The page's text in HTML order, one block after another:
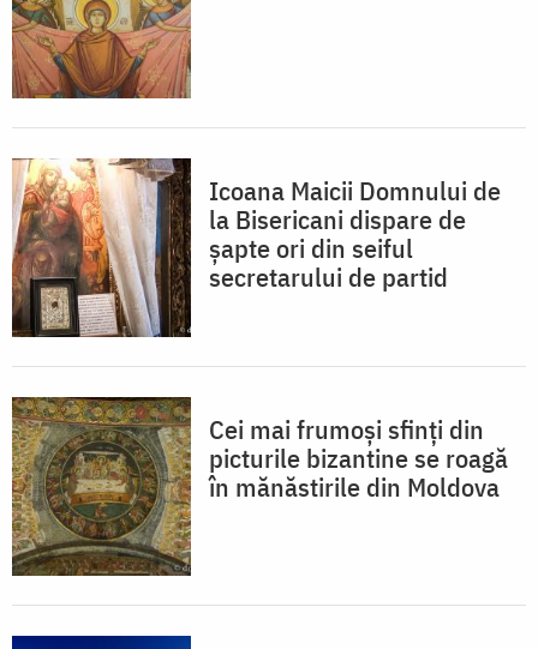
Icoana Maicii Domnului de
la Bisericani dispare de
șapte ori din seiful
secretarului de partid
Cei mai frumoși sfinți din
picturile bizantine se roagă
în mănăstirile din Moldova